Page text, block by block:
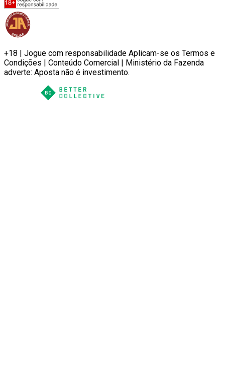
+18 | Jogue com responsabilidade Aplicam-se os Termos e
Condições | Conteúdo Comercial | Ministério da Fazenda
adverte: Aposta não é investimento.